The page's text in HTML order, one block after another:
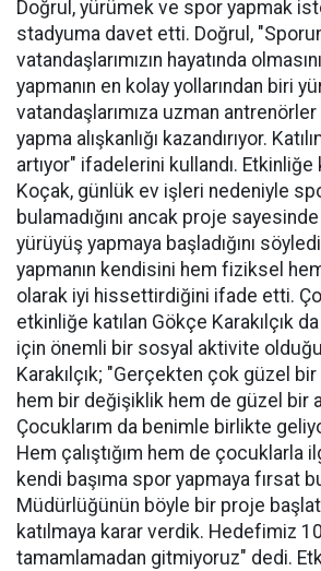
Doğrul, yürümek ve spor yapmak
stadyuma davet etti. Doğrul,
vatandaşlarımızın hayatında
yapmanın en kolay yollarından biri
vatandaşlarımıza uzman
yapma alışkanlığı kazandırıyor.
artıyor" ifadelerini kullandı. Etkinliğe
Koçak, günlük ev işleri nedeniyle
bulamadığını ancak proje
yürüyüş yapmaya başladığını
yapmanın kendisini hem fiziksel
olarak iyi hissettirdiğini ifade etti.
etkinliğe katılan Gökçe Karakılçık
için önemli bir sosyal aktivite
Karakılçık; "Gerçekten çok güzel
hem bir değişiklik hem de güzel bir
Çocuklarım da benimle birlikte
Hem çalıştığım hem de çocuklarla
kendi başıma spor yapmaya fırsat
Müdürlüğünün böyle bir proje
katılmaya karar verdik. Hedefimiz
tamamlamadan gitmiyoruz" dedi.